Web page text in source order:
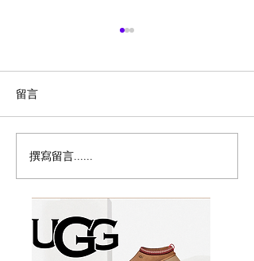
历史新低！Samsonite 新
秀丽 Winfield 2 全PC
20+28寸 黑色拉杆行李箱2
件套1.7折
留言
撰寫留言......